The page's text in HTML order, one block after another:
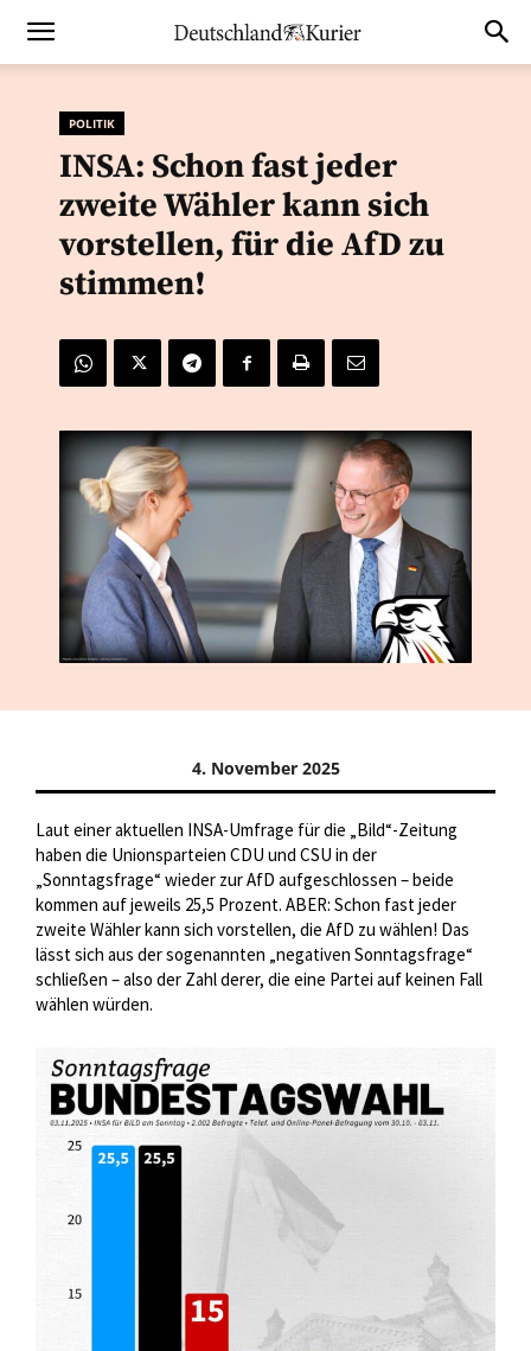
POLITIK
INSA: Schon fast jeder
zweite Wähler kann sich
vorstellen, für die AfD zu
stimmen!
4. November 2025
Laut einer aktuellen INSA-Umfrage für die „Bild“-Zeitung
haben die Unionsparteien CDU und CSU in der
„Sonntagsfrage“ wieder zur AfD aufgeschlossen – beide
kommen auf jeweils 25,5 Prozent. ABER: Schon fast jeder
zweite Wähler kann sich vorstellen, die AfD zu wählen! Das
lässt sich aus der sogenannten „negativen Sonntagsfrage“
schließen – also der Zahl derer, die eine Partei auf keinen Fall
wählen würden.